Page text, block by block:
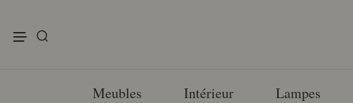
Meubles Intérieur Lampes